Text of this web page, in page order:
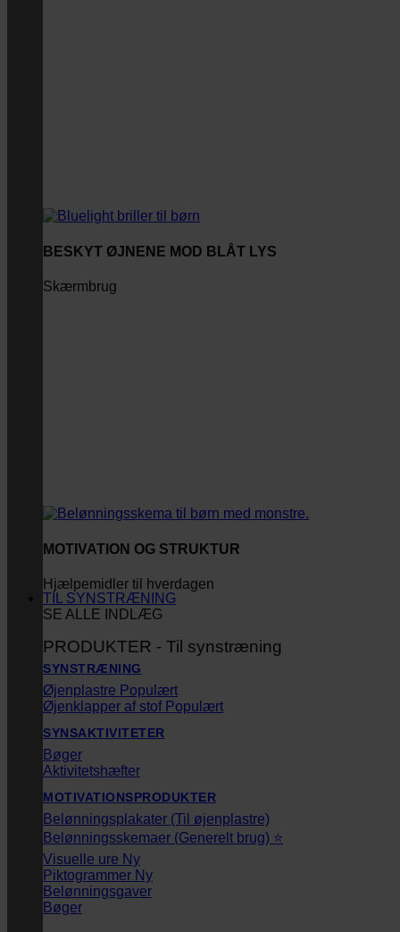
BESKYT ØJNENE MOD BLÅT LYS
Skærmbrug
MOTIVATION OG STRUKTUR
Hjælpemidler til hverdagen
SE ALLE INDLÆG
TIL SYNSTRÆNING
PRODUKTER - Til synstræning
SYNSTRÆNING
Øjenplastre
Øjenklapper af stof
SYNSAKTIVITETER
Bøger
Aktivitetshæfter
MOTIVATIONSPRODUKTER
Belønningsplakater (Til øjenplastre)
Belønningsskemaer (Generelt brug) ⭐
Visuelle ure
Piktogrammer
Belønningsgaver
Bøger